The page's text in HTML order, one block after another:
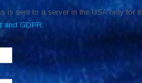
sent to a server in the USA only for
and GDPR.